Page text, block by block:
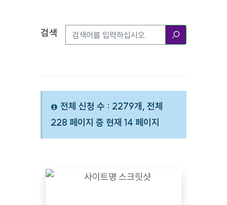
검색옵션
검색
전체 신청 수 : 2279개, 전체
228 페이지 중 현재 14 페이지